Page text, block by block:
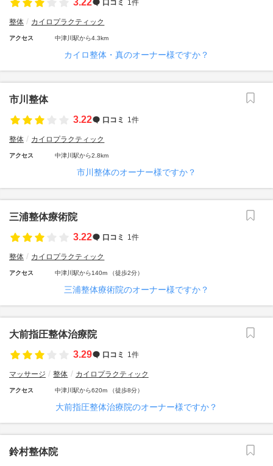
3.22 口コミ 1件
整体 カイロプラクティック
アクセス 中津川駅から4.3km
カイロ整体・真のオーナー様ですか？
市川整体
3.22
口コミ 1件
整体 カイロプラクティック
アクセス 中津川駅から2.8km
市川整体のオーナー様ですか？
三浦整体療術院
3.22
口コミ 1件
整体 カイロプラクティック
アクセス 中津川駅から140m （徒歩2分）
三浦整体療術院のオーナー様ですか？
大前指圧整体治療院
3.29
口コミ 1件
マッサージ 整体 カイロプラクティック
アクセス 中津川駅から620m （徒歩8分）
大前指圧整体治療院のオーナー様ですか？
鈴村整体院